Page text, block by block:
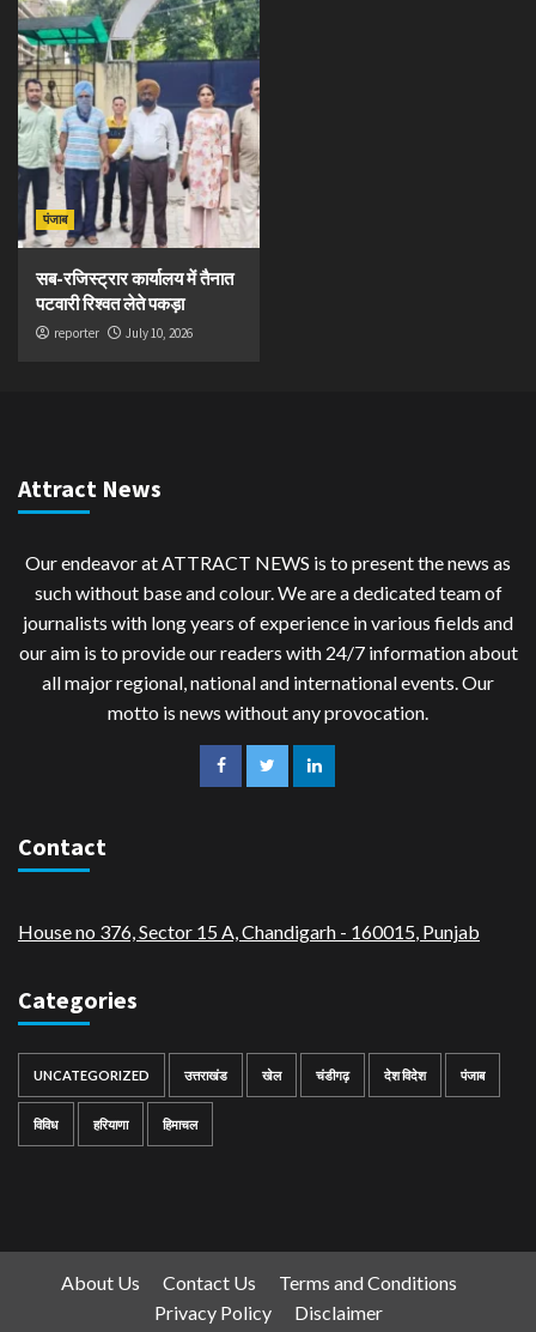
पंजाब
सब-रजिस्ट्रार कार्यालय में तैनात
पटवारी रिश्वत लेते पकड़ा
reporter July 10, 2026
Attract News
Our endeavor at ATTRACT NEWS is to present the news as
such without base and colour. We are a dedicated team of
journalists with long years of experience in various fields and
our aim is to provide our readers with 24/7 information about
all major regional, national and international events. Our
motto is news without any provocation.
Contact
House no 376, Sector 15 A, Chandigarh - 160015 Punjab
Categories
UNCATEGORIZED उत्तराखंड खेल चंडीगढ़ देश विदेश पंजाब
विविध हरियाणा हिमाचल
About Us Contact Us
Terms and Conditions
Privacy Policy
Disclaimer